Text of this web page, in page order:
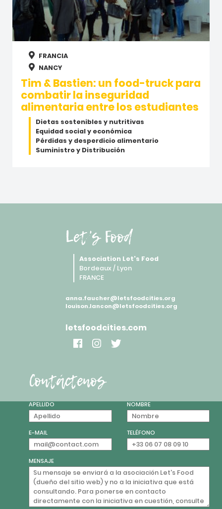
FRANCIA
NANCY
Tim & Bastien: un food-truck para
combatir la inseguridad
alimentaria entre los estudiantes
Dietas sostenibles y nutritivas
Equidad social y económica
Pérdidas y desperdicio alimentario
Suministro y Distribución
Let's Food
Association Let's Food
Bordeaux / Lyon
FRANCE
anna.faucher@letsfoodcities.org
louison.lancon@letsfoodcities.org
letsfoodcities.com
Contáctenos
APELLIDO NOMBRE
E-MAIL TELÉFONO
MENSAJE